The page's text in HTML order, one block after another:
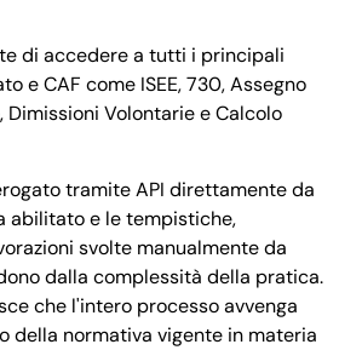
di accedere a tutti i principali
e CAF come ISEE, 730, Assegno
Dimissioni Volontarie e Calcolo
tramite API direttamente da
abilitato e le tempistiche,
svolte manualmente da
dalla complessità della pratica.
che l'intero processo avvenga
della normativa vigente in materia